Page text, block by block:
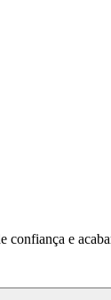
confiança e